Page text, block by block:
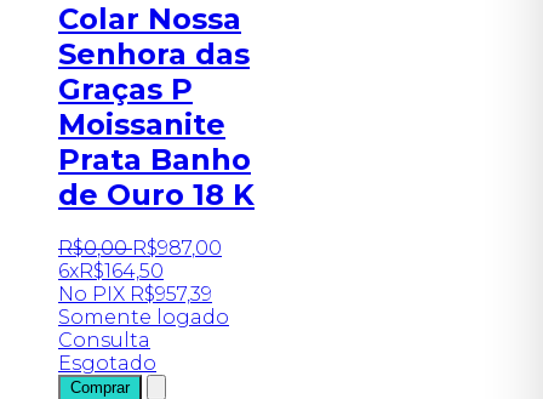
Colar Nossa
Senhora das
Graças P
Moissanite
Prata Banho
de Ouro 18 K
R$0,00 R$987,00
6xR$164,50
No PIX R$957,39
Somente logado
Consulta
Esgotado
Comprar